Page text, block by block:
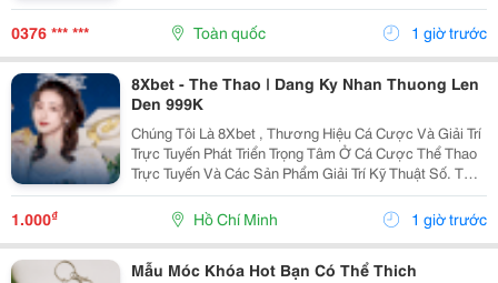
Treo Trên Balo, Túi Xách Hay Chìa Khóa. Mỗi Lần Nhìn
Thấy Lại Thấy Chiếc Túi Của Mình Đáng Yêu Hơn Một...
0376 *** *** Toàn quốc 1 giờ trước
8Xbet - The Thao | Dang Ky Nhan Thuong Len
Den 999K
Chúng Tôi Là 8Xbet , Thương Hiệu Cá Cược Và Giải Trí
Trực Tuyến Phát Triển Trọng Tâm Ở Cá Cược Thể Thao
Trực Tuyến Và Các Sản Phẩm Giải Trí Kỹ Thuật Số. Từ
Năm 2024, 8Xbet Trở Thành Đối Tác Cá Cược Chính
Thức Tại Khu Vực Châu Á &Ndash; Thái Bình...
1.000₫ Hồ Chí Minh 1 giờ trước
Mẫu Móc Khóa Hot Bạn Có Thể Thich